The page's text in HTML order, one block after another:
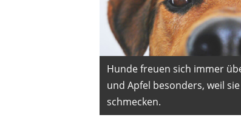
Hunde freuen sich immer
und Apfel besonders, weil
schmecken.